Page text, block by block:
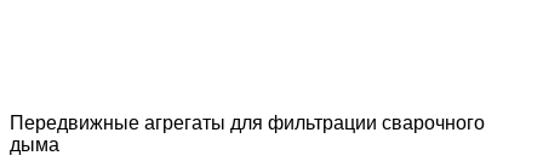
Передвижные агрегаты для фильтрации сварочного
дыма